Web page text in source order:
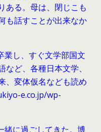
ある。母は、閉じこも
も話すことが出来なか
し、すぐ文学部国文
ど、各種日本文学、
、変体仮名なども読め
e.co.jp/wp-
緒に過ごしてきた。博